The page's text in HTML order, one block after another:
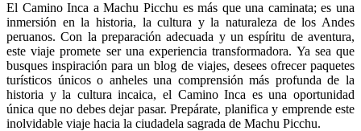
El Camino Inca a Machu Picchu es más que una caminata; es una
inmersión en la historia, la cultura y la naturaleza de los Andes
peruanos. Con la preparación adecuada y un espíritu de aventura,
este viaje promete ser una experiencia transformadora. Ya sea que
busques inspiración para un blog de viajes, desees ofrecer paquetes
turísticos únicos o anheles una comprensión más profunda de la
historia y la cultura incaica, el Camino Inca es una oportunidad
única que no debes dejar pasar. Prepárate, planifica y emprende este
inolvidable viaje hacia la ciudadela sagrada de Machu Picchu.